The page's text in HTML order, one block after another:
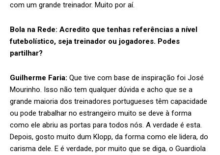
com um grande treinador. Muito por aí.
Bola na Rede: Acredito que tenhas referências a nível
futebolístico, seja treinador ou jogadores. Podes
partilhar?
Guilherme Faria: Que tive com base de inspiração foi José
Mourinho. Isso não tem qualquer dúvida e acho que se a
grande maioria dos treinadores portugueses têm capacidade
ou pode trabalhar no estrangeiro muito se deve à forma
como ele abriu as portas para todos nós. A verdade é esta.
Depois, gosto muito dum Klopp, da forma como ele lidera, do
carisma dele. E é verdade, por muito que se diga, o Guardiola